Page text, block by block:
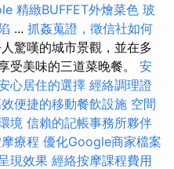
精緻BUFFET外燴菜色 玻
... 抓姦蒐證，徵信社如何
驚嘆的城市景觀，並在多
受美味的三道菜晚餐。 安
心居住的選擇 經絡調理證
便捷的移動餐飲設施 空間
境 信賴的記帳事務所夥伴
療程 優化Google商家檔案
現效果 經絡按摩課程費用